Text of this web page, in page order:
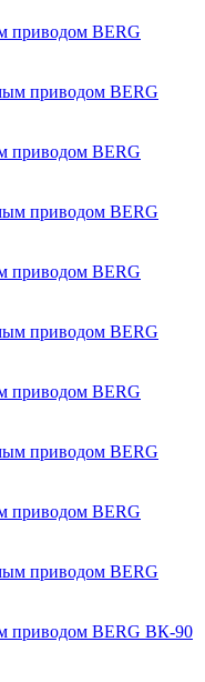
приводом BERG
приводом BERG
приводом BERG
приводом BERG
приводом BERG
приводом BERG ВК-90